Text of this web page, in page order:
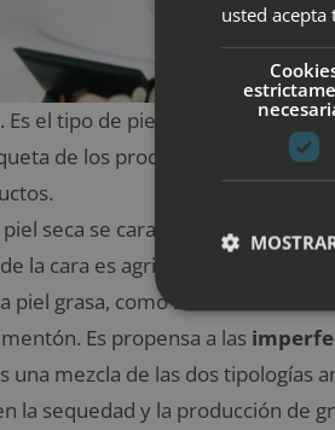
. Es el tipo de piel más noble y
de los productos skincare
piel seca se caracteriza por
la cara es agrietado y sin vida,
piel grasa, como su nombre
Es propensa a las
una mezcla de las dos tipologías
la sequedad y la producción de
usted acepta